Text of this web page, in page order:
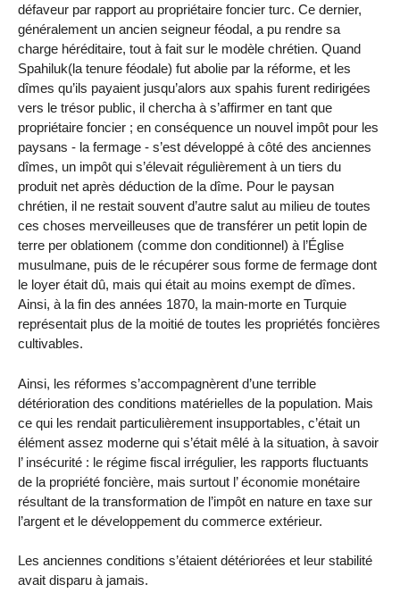
défaveur par rapport au propriétaire foncier turc. Ce dernier,
généralement un ancien seigneur féodal, a pu rendre sa
charge héréditaire, tout à fait sur le modèle chrétien. Quand
Spahiluk(la tenure féodale) fut abolie par la réforme, et les
dîmes qu’ils payaient jusqu’alors aux spahis furent redirigées
vers le trésor public, il chercha à s’affirmer en tant que
propriétaire foncier ; en conséquence un nouvel impôt pour les
paysans - la fermage - s’est développé à côté des anciennes
dîmes, un impôt qui s’élevait régulièrement à un tiers du
produit net après déduction de la dîme. Pour le paysan
chrétien, il ne restait souvent d’autre salut au milieu de toutes
ces choses merveilleuses que de transférer un petit lopin de
terre per oblationem (comme don conditionnel) à l’Église
musulmane, puis de le récupérer sous forme de fermage dont
le loyer était dû, mais qui était au moins exempt de dîmes.
Ainsi, à la fin des années 1870, la main-morte en Turquie
représentait plus de la moitié de toutes les propriétés foncières
cultivables.
Ainsi, les réformes s’accompagnèrent d’une terrible
détérioration des conditions matérielles de la population. Mais
ce qui les rendait particulièrement insupportables, c’était un
élément assez moderne qui s’était mêlé à la situation, à savoir
l’ insécurité : le régime fiscal irrégulier, les rapports fluctuants
de la propriété foncière, mais surtout l’ économie monétaire
résultant de la transformation de l’impôt en nature en taxe sur
l’argent et le développement du commerce extérieur.
Les anciennes conditions s’étaient détériorées et leur stabilité
avait disparu à jamais.